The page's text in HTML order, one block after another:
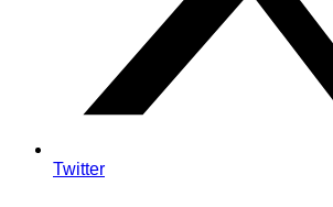
Twitter